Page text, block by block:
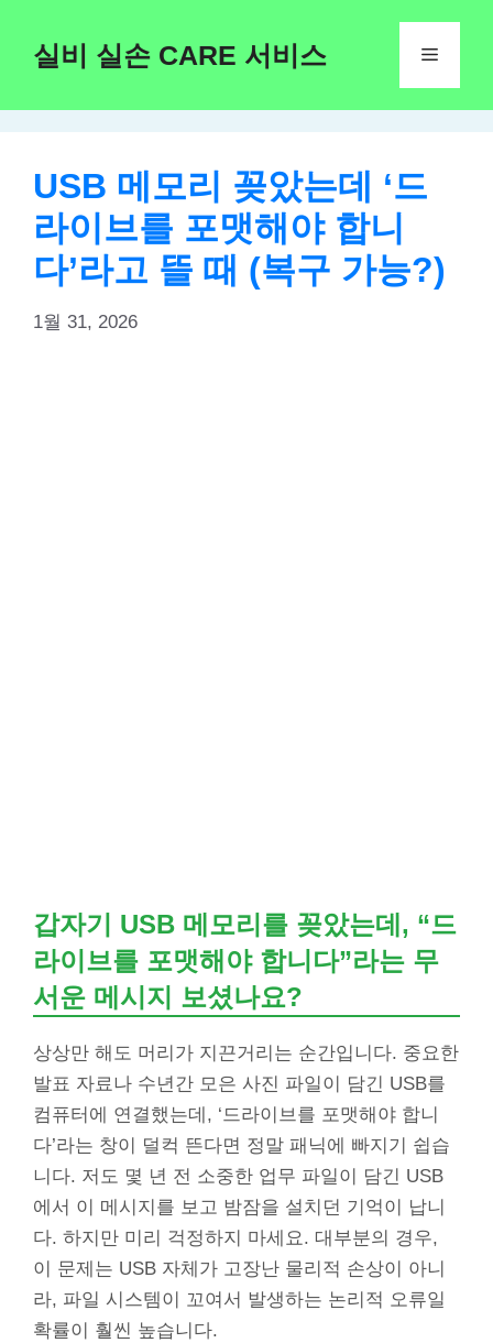
content
실비 실손 CARE 서비스 Menu
USB 메모리 꽂았는데 ‘드
라이브를 포맷해야 합니
다’라고 뜰 때 (복구 가능?)
1월 31, 2026
갑자기 USB 메모리 를 꽂았는데, “드
라이브를 포맷해야 합니다”라는 무
서운 메시지 보셨나요?
상상만 해도 머리가 지끈거리는 순간입니다. 중요한
발표 자료나 수년간 모은 사진 파일이 담긴 USB를
컴퓨터에 연결했는데, ‘드라이브를 포맷해야 합니
다’라는 창이 덜컥 뜬다면 정말 패닉에 빠지기 쉽습
니다. 저도 몇 년 전 소중한 업무 파일이 담긴 USB
에서 이 메시지를 보고 밤잠을 설치던 기억이 납니
다. 하지만 미리 걱정하지 마세요. 대부분의 경우,
이 문제는 USB 자체가 고장난 물리적 손상이 아니
라, 파일 시스템이 꼬여서 발생하는 논리적 오류일
확률이 훨씬 높습니다.